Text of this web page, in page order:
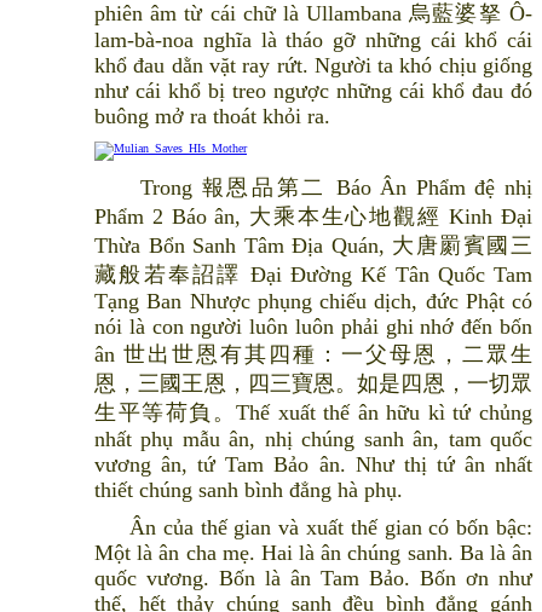
phiên âm từ cái chữ là Ullambana 烏藍婆拏 Ô-
lam-bà-noa nghĩa là tháo gỡ những cái khổ cái
khổ đau dằn vặt ray rứt. Người ta khó chịu giống
như cái khổ bị treo ngược những cái khổ đau đó
buông mở ra thoát khỏi ra.
Trong 報恩品第二 Báo Ân Phẩm đệ nhị
Phẩm 2 Báo ân, 大乘本生心地觀經 Kinh Đại
Thừa Bổn Sanh Tâm Địa Quán, 大唐罽賓國三
藏般若奉詔譯 Đại Đường Kế Tân Quốc Tam
Tạng Ban Nhược phụng chiếu dịch, đức Phật có
nói là con người luôn luôn phải ghi nhớ đến bốn
ân 世出世恩有其四種：一父母恩，二眾生
恩，三國王恩，四三寶恩。如是四恩，一切眾
生平等荷負。Thế xuất thế ân hữu kì tứ chủng
nhất phụ mẫu ân, nhị chúng sanh ân, tam quốc
vương ân, tứ Tam Bảo ân. Như thị tứ ân nhất
thiết chúng sanh bình đẳng hà phụ.
Ân của thế gian và xuất thế gian có bốn bậc:
Một là ân cha mẹ. Hai là ân chúng sanh. Ba là ân
quốc vương. Bốn là ân Tam Bảo. Bốn ơn như
thế, hết thảy chúng sanh đều bình đẳng gánh